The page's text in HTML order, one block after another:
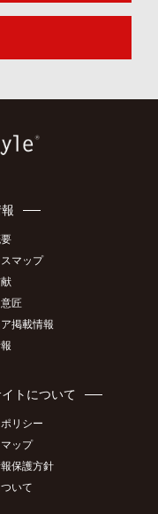
マップ
匠
掲載情報
トについて
リシー
ップ
保護方針
いて